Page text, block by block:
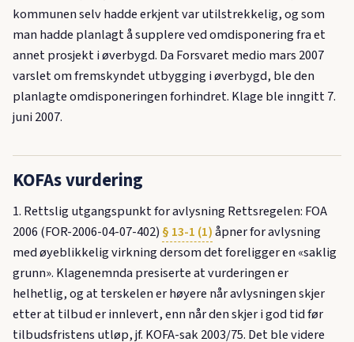
kommunen selv hadde erkjent var utilstrekkelig, og som
man hadde planlagt å supplere ved omdisponering fra et
annet prosjekt i øverbygd. Da Forsvaret medio mars 2007
varslet om fremskyndet utbygging i øverbygd, ble den
planlagte omdisponeringen forhindret. Klage ble inngitt 7.
juni 2007.
KOFAs vurdering
1. Rettslig utgangspunkt for avlysning Rettsregelen: FOA
2006 (FOR-2006-04-07-402) § 13-1 (1)åpner for avlysning
med øyeblikkelig virkning dersom det foreligger en «saklig
grunn». Klagenemnda presiserte at vurderingen er
helhetlig, og at terskelen er høyere når avlysningen skjer
etter at tilbud er innlevert, enn når den skjer i god tid før
tilbudsfristens utløp, jf. KOFA-sak 2003/75. Det ble videre